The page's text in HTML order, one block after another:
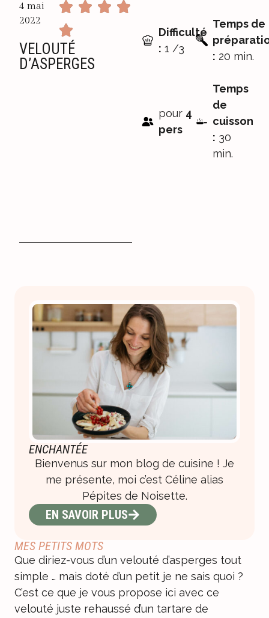
4 mai
2022
VELOUTÉ
D’ASPERGES
Difficulté
: 1 /3
Temps de
: 20 min.
pour 4
pers
Temps
de
cuisson
: 30
min.
MES PETITS MOTS
Que diriez-vous d’un velouté d’asperges tout
simple … mais doté d’un petit je ne sais quoi ?
C’est ce que je vous propose ici avec ce
velouté juste rehaussé d’un tartare de
ENCHANTÉE
Bienvenus sur mon blog de cuisine ! Je
me présente, moi c’est Céline alias
Pépites de Noisette.
EN SAVOIR PLUS